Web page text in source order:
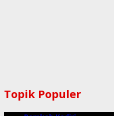
Topik Populer